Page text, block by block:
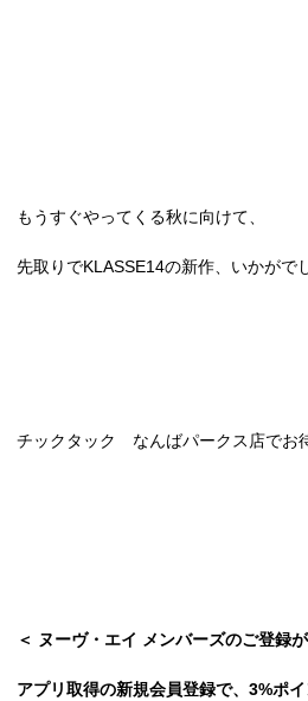
もうすぐやってくる秋に向けて、
先取りでKLASSE14の新作、いかがで
チックタック なんばパークス店でお
＜ ヌーヴ・エイ メンバーズのご登録
アプリ取得の新規会員登録で、3%ポ